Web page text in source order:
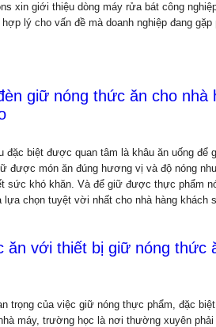
xin giới thiệu dòng máy rửa bát công
lý cho vấn đề mà doanh nghiệp đang gặp
giữ nóng thức ăn cho nhà
đặc biệt được quan tâm là khâu ăn uống để
được món ăn đúng hương vị và độ nóng
sức khó khăn. Và để giữ được thực phẩm
chọn tuyệt vời nhất cho nhà hàng khách
ăn với thiết bị giữ nóng thức
trọng của việc giữ nóng thực phẩm, đặc
máy, trường học là nơi thường xuyên phải